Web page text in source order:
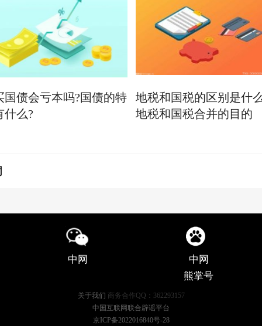
国债会亏本吗?国债的特
什么?
地税和国税的区别是什
地税和国税合并的目的
中网
中网
熊掌号
关于我们 商务合作QQ：362293157
中国互联网联合辟谣平台
京ICP备2022016840号-28